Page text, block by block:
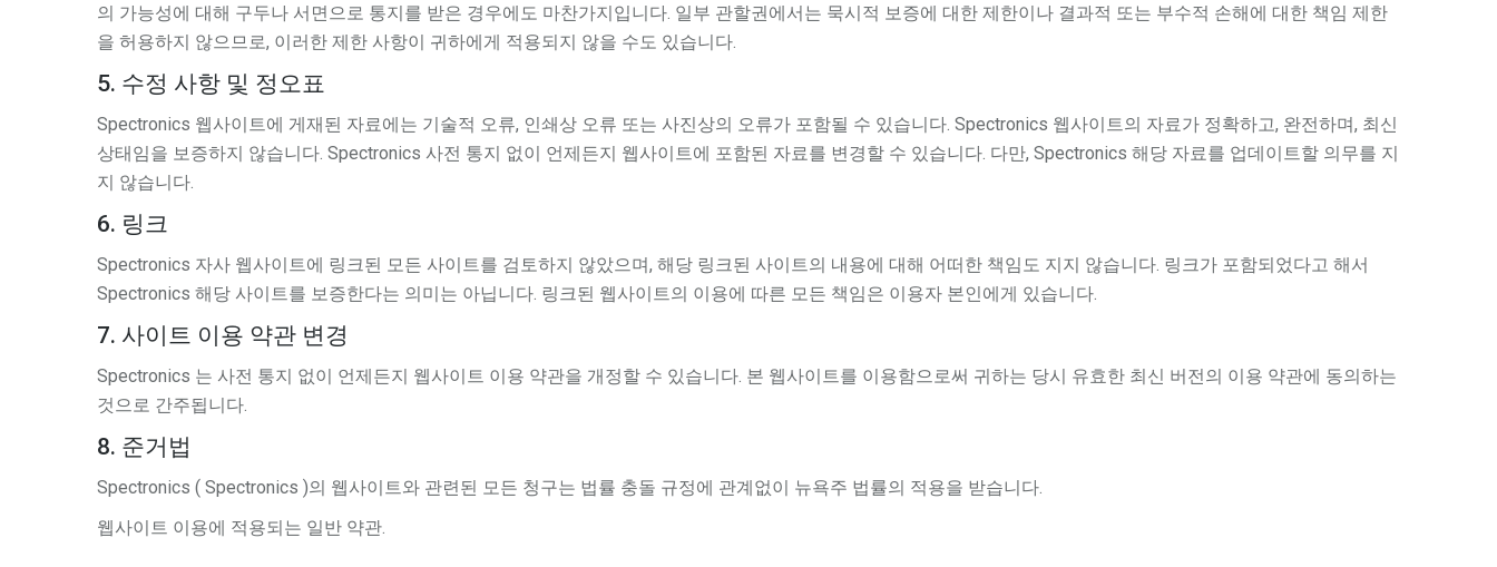
의 가능성에 대해 구두나 서면으로 통지를 받은 경우에도 마찬가지입니다. 일부 관할권에서는 묵시적 보증에 대한 제한이나 결과적 또는 부수적 손해에 대한 책임 제한
을 허용하지 않으므로, 이러한 제한 사항이 귀하에게 적용되지 않을 수도 있습니다.
5. 수정 사항 및 정오표
Spectronics 웹사이트에 게재된 자료에는 기술적 오류, 인쇄상 오류 또는 사진상의 오류가 포함될 수 있습니다. Spectronics 웹사이트의 자료가 정확하고, 완전하며, 최신
상태임을 보증하지 않습니다. Spectronics 사전 통지 없이 언제든지 웹사이트에 포함된 자료를 변경할 수 있습니다. 다만, Spectronics 해당 자료를 업데이트할 의무를 지
지 않습니다.
6. 링크
Spectronics 자사 웹사이트에 링크된 모든 사이트를 검토하지 않았으며, 해당 링크된 사이트의 내용에 대해 어떠한 책임도 지지 않습니다. 링크가 포함되었다고 해서
Spectronics 해당 사이트를 보증한다는 의미는 아닙니다. 링크된 웹사이트의 이용에 따른 모든 책임은 이용자 본인에게 있습니다.
7. 사이트 이용 약관 변경
Spectronics 는 사전 통지 없이 언제든지 웹사이트 이용 약관을 개정할 수 있습니다. 본 웹사이트를 이용함으로써 귀하는 당시 유효한 최신 버전의 이용 약관에 동의하는
것으로 간주됩니다.
8. 준거법
Spectronics ( Spectronics )의 웹사이트와 관련된 모든 청구는 법률 충돌 규정에 관계없이 뉴욕주 법률의 적용을 받습니다.
웹사이트 이용에 적용되는 일반 약관.